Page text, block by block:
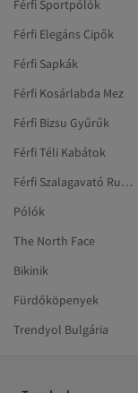
Férfi Sportpólók
Férfi Elegáns Cipők
Férfi Sapkák
Férfi Kosárlabda Mez
Férfi Bizsu Gyűrűk
Férfi Téli Kabátok
Férfi Szalagavató Ruhák
Pólók
The North Face
Bikinik
Fürdőköpenyek
Trendyol Bulgária